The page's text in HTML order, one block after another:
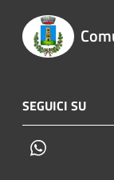
SEGUICI SU